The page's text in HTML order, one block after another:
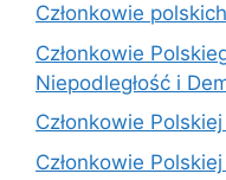
Członkowie
Członkowie
Niepodległość i
Członkowie
Członkowie